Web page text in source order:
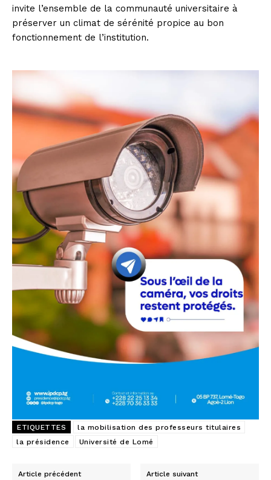
invite l’ensemble de la communauté universitaire à
préserver un climat de sérénité propice au bon
fonctionnement de l’institution.
ETIQUETTES
la mobilisation des professeurs titulaires
la présidence
Université de Lomé
Article précédent Article suivant